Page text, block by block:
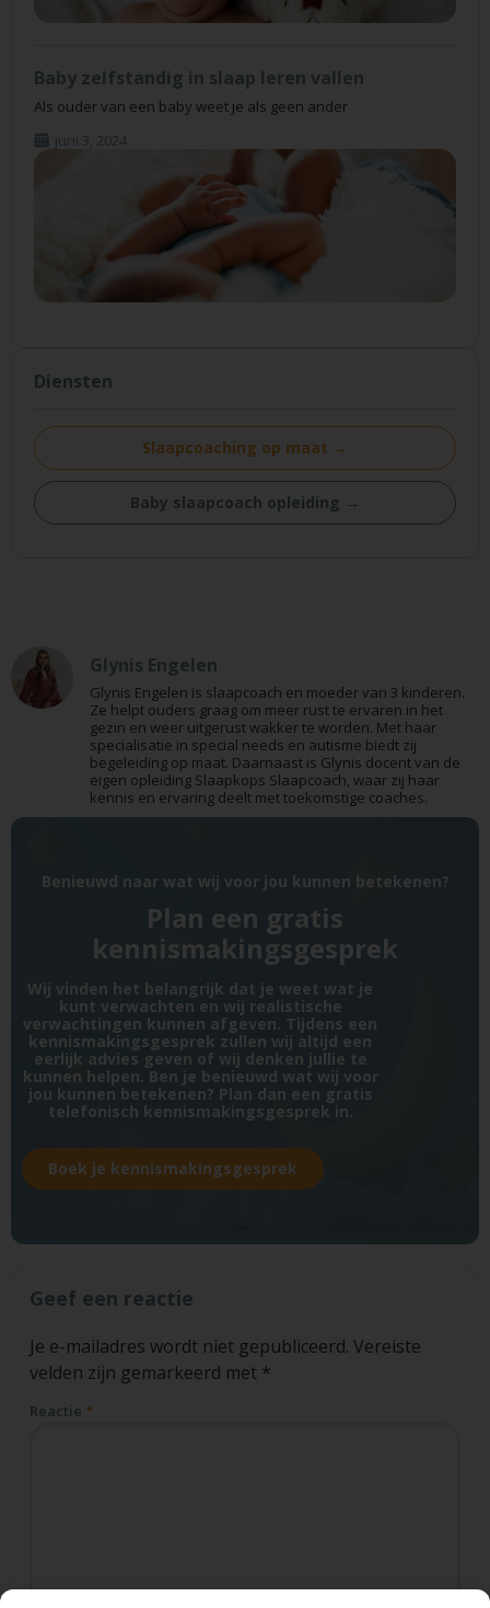
Baby zelfstandig in slaap leren vallen
Als ouder van een baby weet je als geen ander
juni 3, 2024
Diensten
Slaapcoaching op maat →
Baby slaapcoach opleiding →
Glynis Engelen
Glynis Engelen is slaapcoach en moeder van 3 kinderen.
Ze helpt ouders graag om meer rust te ervaren in het
gezin en weer uitgerust wakker te worden. Met haar
specialisatie in special needs en autisme biedt zij
begeleiding op maat. Daarnaast is Glynis docent van de
eigen opleiding Slaapkops Slaapcoach, waar zij haar
kennis en ervaring deelt met toekomstige coaches.
Benieuwd naar wat wij voor jou kunnen betekenen?
Plan een gratis
kennismakingsgesprek
Wij vinden het belangrijk dat je weet wat je
kunt verwachten en wij realistische
verwachtingen kunnen afgeven. Tijdens een
kennismakingsgesprek zullen wij altijd een
eerlijk advies geven of wij denken jullie te
kunnen helpen. Ben je benieuwd wat wij voor
jou kunnen betekenen? Plan dan een gratis
telefonisch kennismakingsgesprek in.
Boek je kennismakingsgesprek
Geef een reactie
Je e-mailadres wordt niet gepubliceerd. Vereiste
velden zijn gemarkeerd met *
Reactie *